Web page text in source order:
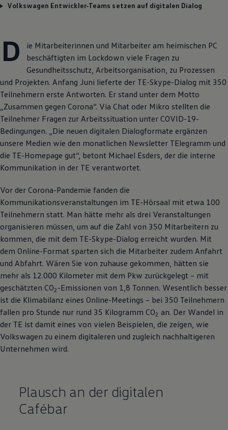
Volkswagen Entwickler-Teams setzen auf digitalen Dialog
D
ie Mitarbeiterinnen und Mitarbeiter am heimischen PC
beschäftigten im Lockdown viele Fragen zu
Gesundheitsschutz, Arbeitsorganisation, zu Prozessen
und Projekten. Anfang Juni lieferte der TE-Skype-Dialog mit 350
Teilnehmern erste Antworten. Er stand unter dem Motto
„Zusammen gegen Corona“. Via Chat oder Mikro stellten die
Teilnehmer Fragen zur Arbeitssituation unter COVID-19-
Bedingungen. „Die neuen digitalen Dialogformate ergänzen
unsere Medien wie den monatlichen Newsletter TElegramm und
die TE-Homepage gut“, betont Michael Esders, der die interne
Kommunikation in der TE verantwortet.
Vor der Corona-Pandemie fanden die
Kommunikationsveranstaltungen im TE-Hörsaal mit etwa 100
Teilnehmern statt. Man hätte mehr als drei Veranstaltungen
organisieren müssen, um auf die Zahl von 350 Mitarbeitern zu
kommen, die mit dem TE-Skype-Dialog erreicht wurden. Mit
dem Online-Format sparten sich die Mitarbeiter zudem Anfahrt
und Abfahrt. Wären Sie von zuhause gekommen, hätten sie
mehr als 12.000 Kilometer mit dem Pkw zurückgelegt – mit
geschätzten CO2 -Emissionen von 1,8 Tonnen. Wesentlich besser
ist die Klimabilanz eines Online-Meetings – bei 350 Teilnehmern
fallen pro Stunde nur rund 35 Kilogramm CO2 an. Der Wandel in
der TE ist damit eines von vielen Beispielen, die zeigen, wie
Volkswagen zu einem digitaleren und zugleich nachhaltigeren
Unternehmen wird.
Plausch an der digitalen
Cafébar